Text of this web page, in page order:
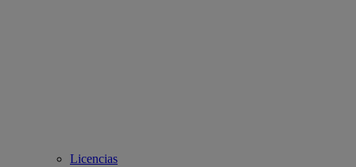
Licencias